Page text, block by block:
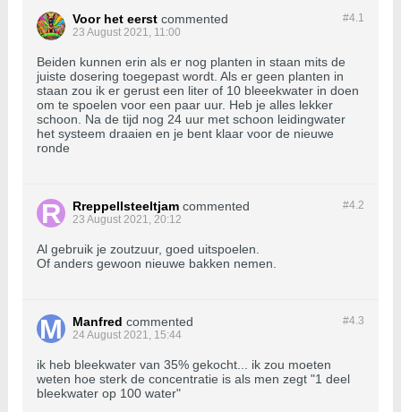
#4.1
Voor het eerst commented
23 August 2021, 11:00
Beiden kunnen erin als er nog planten in staan mits de
juiste dosering toegepast wordt. Als er geen planten in
staan zou ik er gerust een liter of 10 bleeekwater in doen
om te spoelen voor een paar uur. Heb je alles lekker
schoon. Na de tijd nog 24 uur met schoon leidingwater
het systeem draaien en je bent klaar voor de nieuwe
ronde
#4.2
Rreppellsteeltjam commented
23 August 2021, 20:12
Al gebruik je zoutzuur, goed uitspoelen.
Of anders gewoon nieuwe bakken nemen.
#4.3
Manfred commented
24 August 2021, 15:44
ik heb bleekwater van 35% gekocht... ik zou moeten
weten hoe sterk de concentratie is als men zegt "1 deel
bleekwater op 100 water"